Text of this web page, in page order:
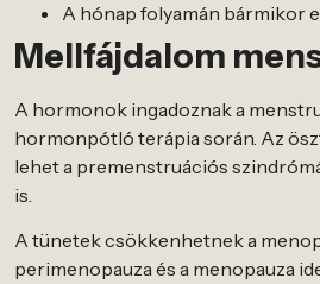
A hónap folyamán bármikor
Mellfájdalom
A hormonok ingadoznak a
hormonpótló terápia során. Az
lehet a premenstruációs
is.
A tünetek csökkenhetnek a
perimenopauza és a menopauza